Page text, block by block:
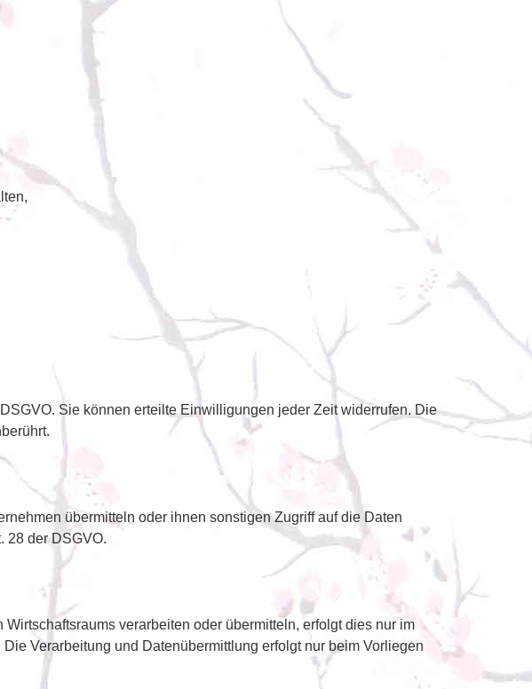
Sie können erteilte Einwilligungen jeder Zeit widerrufen. Die
übermitteln oder ihnen sonstigen Zugriff auf die Daten
28 der DSGVO.
verarbeiten oder übermitteln, erfolgt dies nur im
Verarbeitung und Datenübermittlung erfolgt nur beim Vorliegen